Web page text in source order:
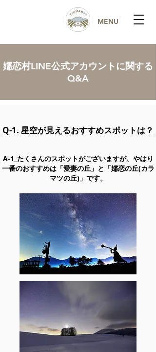
MENU
嬬恋村LINE公式アカウントに関する
Q&A
Q-1. 星空が見えるおすすめスポットは？
A-1_たくさんのスポットがございますが、やはり
一番のおすすめは「愛妻の丘」と「嬬恋の丘(カラ
マツの丘)」です。